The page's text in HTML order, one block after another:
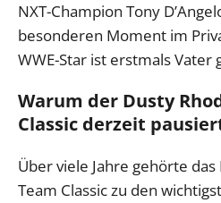
NXT-Champion Tony
besonderen Moment im
WWE-Star ist erstmals Vater
Warum der Dusty
Classic derzeit
Über viele Jahre gehörte das
Team Classic zu den